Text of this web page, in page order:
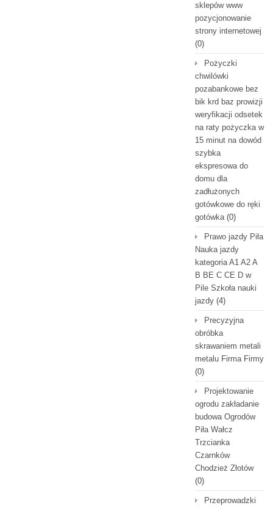
sklepów www
pozycjonowanie
strony internetowej
(0)
Pożyczki
chwilówki
pozabankowe bez
bik krd baz prowizji
weryfikacji odsetek
na raty pożyczka w
15 minut na dowód
szybka
ekspresowa do
domu dla
zadłużonych
gotówkowe do ręki
gotówka(0)
Prawo jazdy Piła
Nauka jazdy
kategoria A1 A2 A
B BE C CE D‎ w
Pile Szkoła nauki
jazdy (4)
Precyzyjna
obróbka
skrawaniem metali
metalu Firma Firmy
(0)
Projektowanie
ogrodu zakładanie
budowa Ogrodów
Piła Wałcz
Trzcianka
Czarnków
Chodzież Złotów
(0)
Przeprowadzki